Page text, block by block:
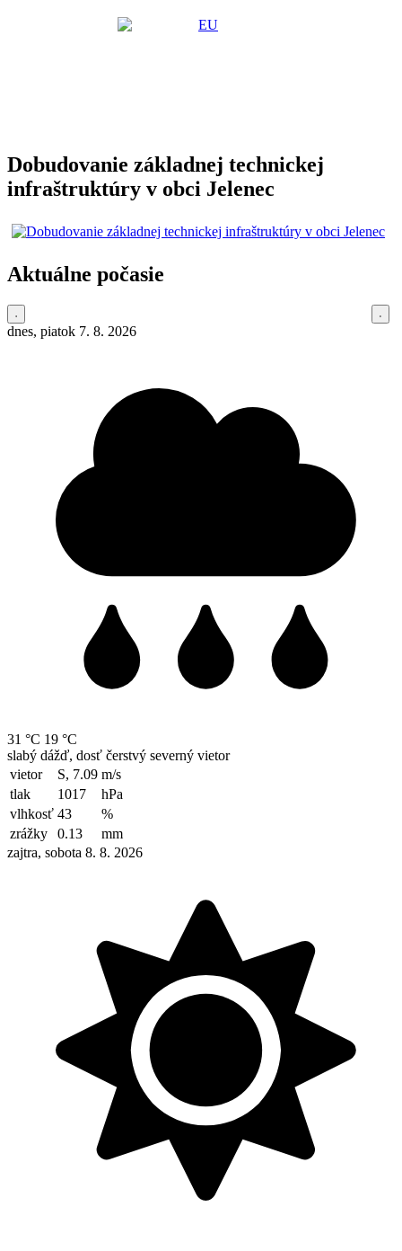
Dobudovanie základnej technickej
infraštruktúry v obci Jelenec
Aktuálne počasie
dnes, piatok 7. 8. 2026
31 °C 19 °C
slabý dážď, dosť čerstvý severný vietor
vietor
S, 7.09 m/s
tlak
1017
hPa
vlhkosť 43
%
zrážky
0.13
mm
zajtra, sobota 8. 8. 2026